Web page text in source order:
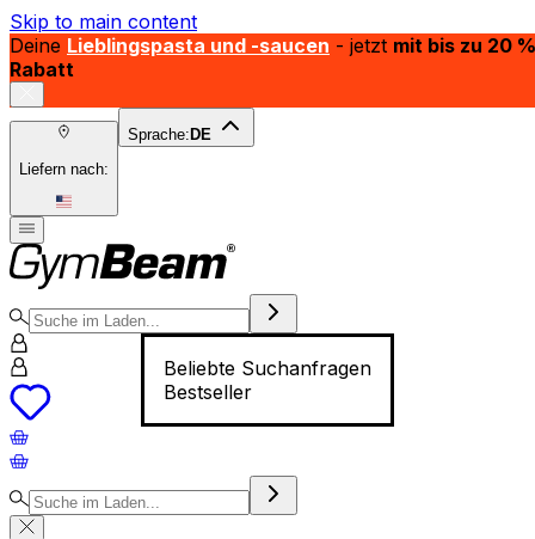
Skip to main content
Deine Lieblingspasta und -saucen - jetzt mit bis zu 20 %
Rabatt
Liefern nach:
Sprache: DE
Beliebte Suchanfragen
Bestseller